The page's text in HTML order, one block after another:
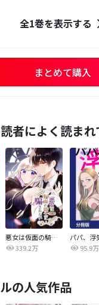
全1巻を表示する
まとめて購入
者によく読ま
悪女は仮面の騎士に騙されない
339.2万
95.9万
の人気作品